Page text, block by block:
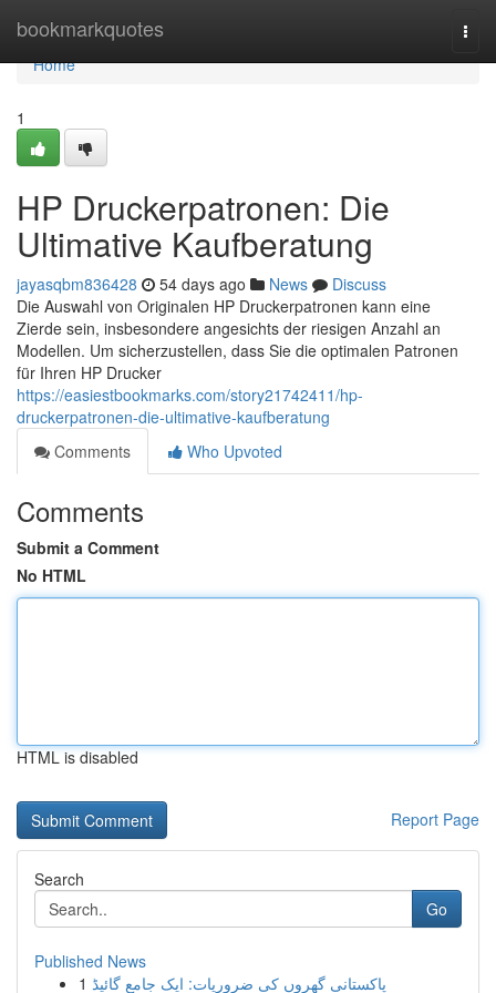
bookmarkquotes
Home
Home
1
HP Druckerpatronen: Die
Ultimative Kaufberatung
jayasqbm836428 54 days ago News
Discuss
Die Auswahl von Originalen HP Druckerpatronen kann eine
Zierde sein, insbesondere angesichts der riesigen Anzahl an
Modellen. Um sicherzustellen, dass Sie die optimalen Patronen
für Ihren HP Drucker
https://easiestbookmarks.com/story21742411/hp-
druckerpatronen-die-ultimative-kaufberatung
Comments
Who Upvoted
Comments
Submit a Comment
No HTML
HTML is disabled
Report Page
Search
Go
Published News
1 پاکستانی گھروں کی ضروریات: ایک جامع گائیڈ